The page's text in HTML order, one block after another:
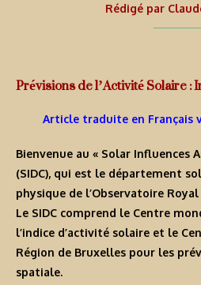
Rédigé par
Prévisions de l’Activité Solaire :
Article traduite en Français
Bienvenue au « Solar Influences
(SIDC), qui est le département
physique de l’Observatoire
Le SIDC comprend le Centre
l’indice d’activité solaire et le
Région de Bruxelles pour les
spatiale.